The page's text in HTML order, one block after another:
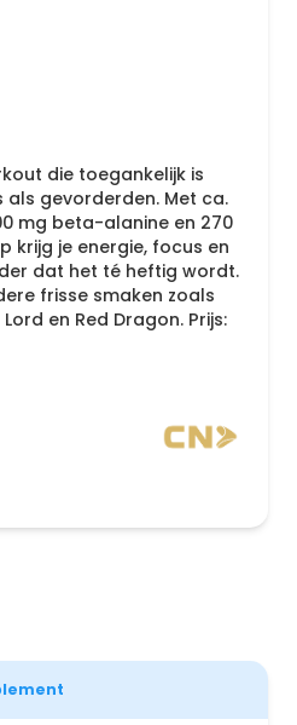
die toegankelijk is
gevorderden. Met ca.
mg beta-alanine en 270
krijg je energie, focus en
dat het té heftig wordt.
frisse smaken zoals
en Red Dragon. Prijs: